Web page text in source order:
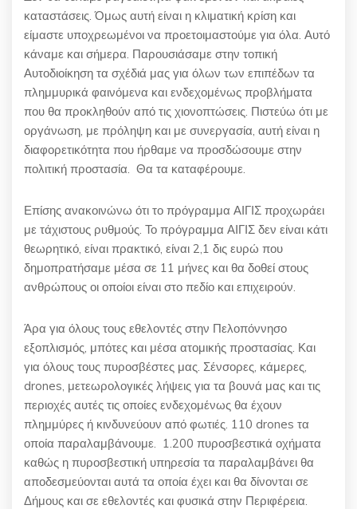
καταστάσεις. Όμως αυτή είναι η κλιματική κρίση και
είμαστε υποχρεωμένοι να προετοιμαστούμε για όλα. Αυτό
κάναμε και σήμερα. Παρουσιάσαμε στην τοπική
Αυτοδιοίκηση τα σχέδιά μας για όλων των επιπέδων τα
πλημμυρικά φαινόμενα και ενδεχομένως προβλήματα
που θα προκληθούν από τις χιονοπτώσεις. Πιστεύω ότι με
οργάνωση, με πρόληψη και με συνεργασία, αυτή είναι η
διαφορετικότητα που ήρθαμε να προσδώσουμε στην
πολιτική προστασία. Θα τα καταφέρουμε.
Επίσης ανακοινώνω ότι το πρόγραμμα ΑΙΓΙΣ προχωράει
με τάχιστους ρυθμούς. Το πρόγραμμα ΑΙΓΙΣ δεν είναι κάτι
θεωρητικό, είναι πρακτικό, είναι 2,1 δις ευρώ που
δημοπρατήσαμε μέσα σε 11 μήνες και θα δοθεί στους
ανθρώπους οι οποίοι είναι στο πεδίο και επιχειρούν.
Άρα για όλους τους εθελοντές στην Πελοπόννησο
εξοπλισμός, μπότες και μέσα ατομικής προστασίας. Και
για όλους τους πυροσβέστες μας. Σένσορες, κάμερες,
drones, μετεωρολογικές λήψεις για τα βουνά μας και τις
περιοχές αυτές τις οποίες ενδεχομένως θα έχουν
πλημμύρες ή κινδυνεύουν από φωτιές. 110 drones τα
οποία παραλαμβάνουμε. 1.200 πυροσβεστικά οχήματα
καθώς η πυροσβεστική υπηρεσία τα παραλαμβάνει θα
αποδεσμεύονται αυτά τα οποία έχει και θα δίνονται σε
Δήμους και σε εθελοντές και φυσικά στην Περιφέρεια.